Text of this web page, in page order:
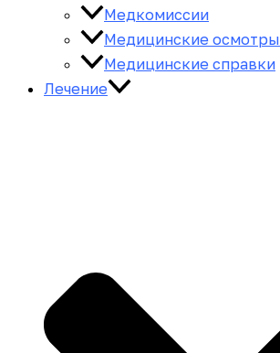
Медкомиссии
Медицинские осмотры
Медицинские справки
Лечение